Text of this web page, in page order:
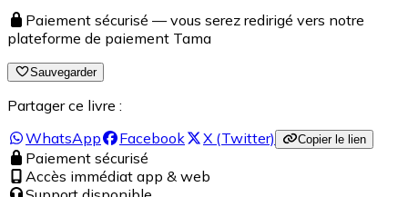
Paiement sécurisé — vous serez redirigé vers notre
plateforme de paiement Tama
Sauvegarder
Partager ce livre :
WhatsApp
Facebook X (Twitter) Copier le lien
Paiement sécurisé
Accès immédiat app & web